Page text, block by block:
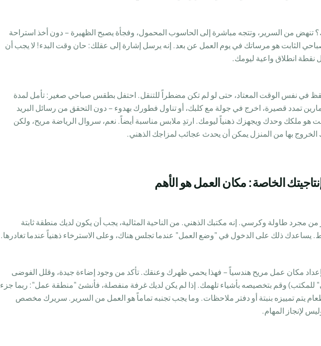
تنهض من السرير، وتتجه مباشرة إلى الحاسوب المحمول، وفجأة يصبح الظهيرة – دون أخذ استراحة
الثابت هو مرساتك في يوم العمل عن بعد. إنه يرسل إشارة إلى عقلك: حان وقت البدء! لا يجب أن
نقطة انطلاق واعية ليومك.
في نفس الوقت المعتاد، حتى لو لم تكن مضطراً للتنقل. احتفل بطقس صباحي صغير: تأمل لمدة
تمدد قصيرة، اخرج في جولة مع كلبك، أو تناول فطورك بهدوء – دون التحقق من رسائل البريد
هو ملكك وحدك ويجهزك ذهنياً ليومك. ارتدِ ملابس مناسبة أيضاً. نعم، سروال الرياضة مريح، ولكن
الخروج بها من المنزل يمكن أن يحدث عجائب لمزاجك الذهني.
الخاصة: مكان العمل هو الأهم
مجرد طاولة وكرسي. إنه مكتبك الذهني. من الناحية المثالية، يجب أن يكون لديك منطقة ثابتة
ذلك على الدخول في "وضع العمل" عندما تجلس هناك، وعلى الاسترخاء ذهنياً عندما تغادرها.
مكان عمل مريح هندسياً – فهذا يحمي ظهرك وعنقك. تأكد من وجود إضاءة جيدة، وقلل الفوضى
للمكتب) وقم بتخصيصه بأشياء تلهمك. إذا لم يكن لديك غرفة منفصلة، فأنشئ "منطقة عمل": ربما جزء
يتم تمييزه بنبتة أو دفتر ملاحظات. وما يجب تجنبه تماماً هو العمل من السرير. سريرك مخصص
لإنجاز المهام.